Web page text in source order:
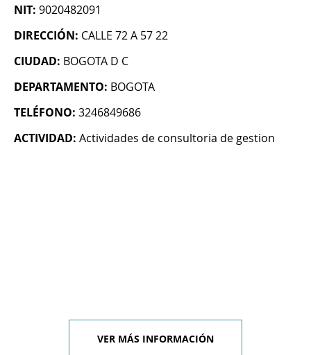
NIT: 9020482091
DIRECCIÓN: CALLE 72 A 57 22
CIUDAD: BOGOTA D C
DEPARTAMENTO: BOGOTA
TELÉFONO: 3246849686
ACTIVIDAD: Actividades de consultoria de gestion
VER MÁS INFORMACIÓN